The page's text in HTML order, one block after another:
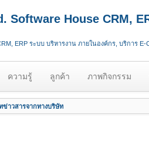
Software House CRM,
ERP ระบบ บริหารงาน ภายในองค์กร, บริการ E-
ความรู้ ลูกค้า ภาพกิจกรรม
ข่าวสารจากทางบริษัท